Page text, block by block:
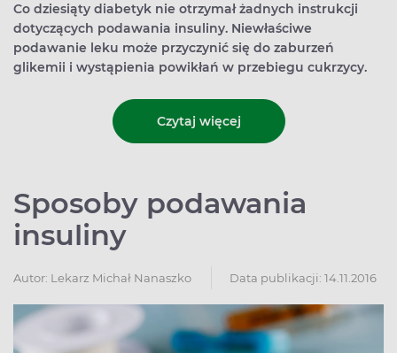
Co dziesiąty diabetyk nie otrzymał żadnych instrukcji
dotyczących podawania insuliny. Niewłaściwe
podawanie leku może przyczynić się do zaburzeń
glikemii i wystąpienia powikłań w przebiegu cukrzycy.
Czytaj więcej
Sposoby podawania
insuliny
Autor: Lekarz Michał Nanaszko Data publikacji: 14.11.2016